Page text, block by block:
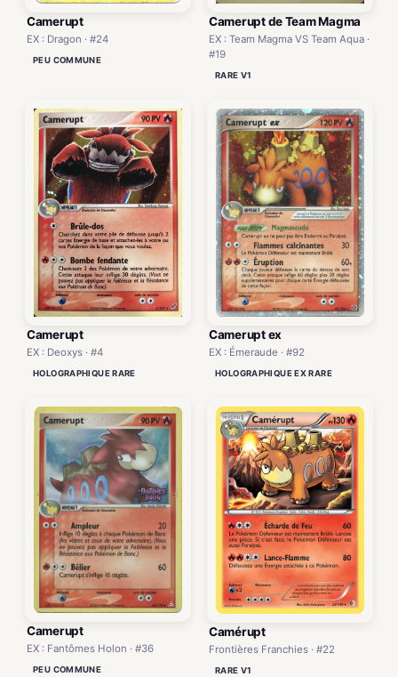
Camerupt
EX : Dragon · #24
PEU COMMUNE
Camerupt de Team Magma
EX : Team Magma VS Team Aqua ·
#19
RARE V1
Camerupt
EX : Deoxys · #4
HOLOGRAPHIQUE RARE
Camerupt ex
EX : Émeraude · #92
HOLOGRAPHIQUE EX RARE
Camerupt
EX : Fantômes Holon · #36
PEU COMMUNE
Camérupt
Frontières Franchies · #22
RARE V1